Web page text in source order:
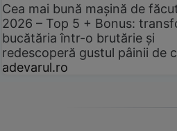
Cea mai bună mașină de
2026 – Top 5 + Bonus:
bucătăria într-o brutărie și
redescoperă gustul pâinii de
adevarul.ro